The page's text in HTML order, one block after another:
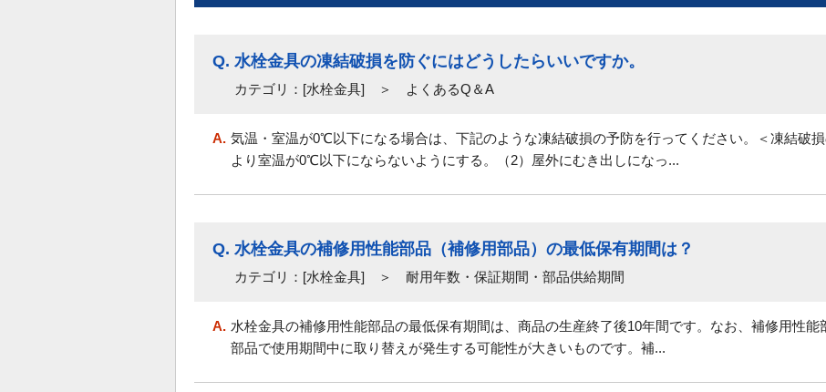
Q. 水栓金具の凍結破損を防ぐにはどうしたらいいですか。
カテゴリ：[水栓金具] ＞ よくあるQ＆A
A. 気温・室温が0℃以下になる場合は、下記のような凍結破損の予防を行ってください。＜凍結破
より室温が0℃以下にならないようにする。（2）屋外にむき出しになっ...
Q. 水栓金具の補修用性能部品（補修用部品）の最低保有期間は？
カテゴリ：[水栓金具] ＞ 耐用年数・保証期間・部品供給期間
A. 水栓金具の補修用性能部品の最低保有期間は、商品の生産終了後10年間です。なお、補修用性
部品で使用期間中に取り替えが発生する可能性が大きいものです。補...